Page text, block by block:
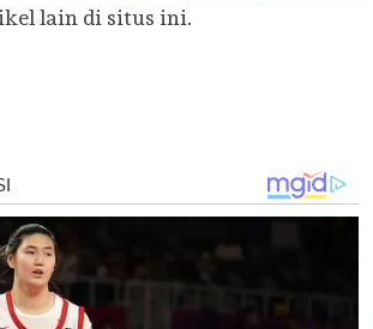
lain di situs ini.